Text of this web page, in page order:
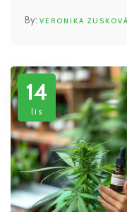
VERONIKA ZUSKOVÁ
14
lis